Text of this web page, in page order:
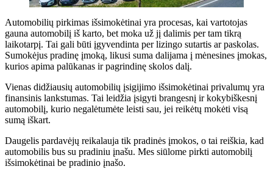
Automobilių pirkimas išsimokėtinai yra procesas, kai vartotojas
gauna automobilį iš karto, bet moka už jį dalimis per tam tikrą
laikotarpį. Tai gali būti įgyvendinta per lizingo sutartis ar paskolas.
Sumokėjus pradinę įmoką, likusi suma dalijama į mėnesines įmokas,
kurios apima palūkanas ir pagrindinę skolos dalį.
Vienas didžiausių automobilių įsigijimo išsimokėtinai privalumų yra
finansinis lankstumas. Tai leidžia įsigyti brangesnį ir kokybiškesnį
automobilį, kurio negalėtumėte leisti sau, jei reikėtų mokėti visą
sumą iškart.
Daugelis pardavėjų reikalauja tik pradinės įmokos, o tai reiškia, kad
automobilis bus su pradiniu įnašu. Mes siūlome pirkti automobilį
išsimokėtinai be pradinio įnašo.